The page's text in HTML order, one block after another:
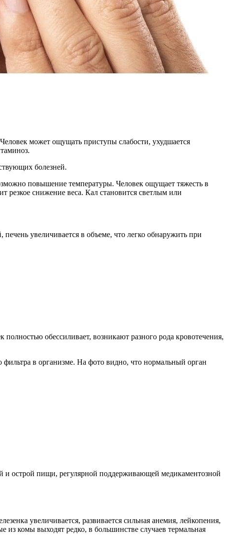
может ощущать приступы слабости, ухудшается
болезней.
повышение температуры. Человек ощущает тяжесть в
резкое снижение веса. Кал становится светлым или
увеличивается в объеме, что легко обнаружить при
обессиливает, возникают разного рода кровотечения,
в организме. На фото видно, что нормальный орган
и острой пищи, регулярной поддерживающей медикаментозной
увеличивается, развивается сильная анемия, лейкопения,
комы выходят редко, в большинстве случаев термальная